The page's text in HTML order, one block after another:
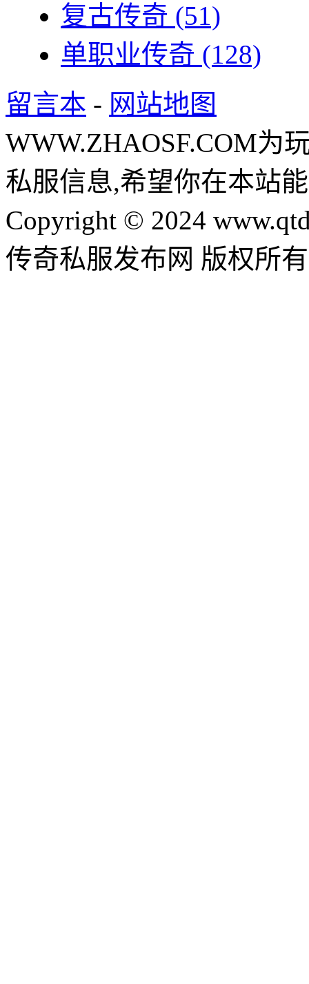
复古传奇 (51)
单职业传奇 (128)
留言本 - 网站地图
WWW.ZHAOSF.COM为
私服信息,希望你在本站
Copyright © 2024
传奇私服发布网 版权所有